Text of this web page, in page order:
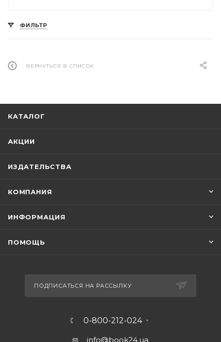
издания, среди которых можно выделить
нас», «Як створити власну країну»,
ФИЛЬТР
ВЕРНУТЬСЯ В СПИСОК
КАТАЛОГ
АКЦИИ
ИЗДАТЕЛЬСТВА
КОМПАНИЯ
ИНФОРМАЦИЯ
ПОМОЩЬ
ПОДПИСАТЬСЯ НА РАССЫЛКУ
0-800-212-024
info@book24.ua